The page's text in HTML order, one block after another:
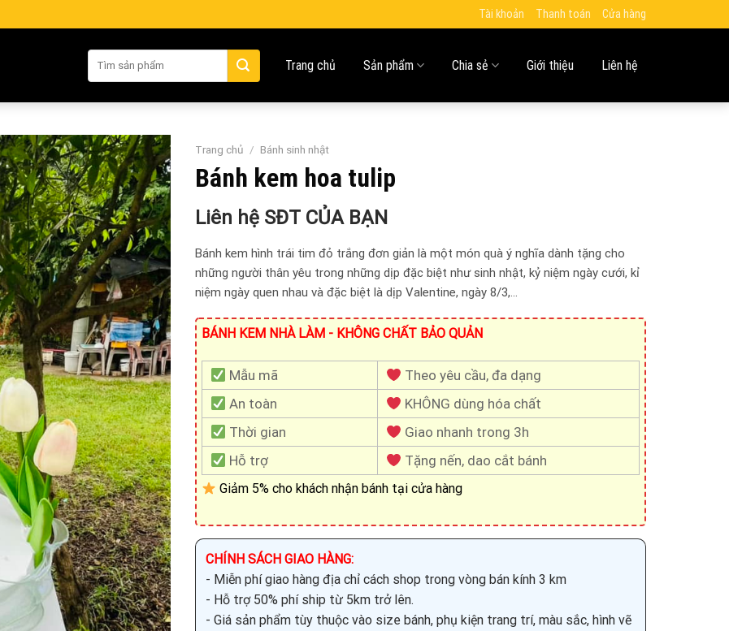
Tài khoản Thanh toán Cửa hàng
Tìm
kiếm:
Trang chủ Sản phẩm Chia sẻ Giới thiệu Liên hệ
Trang chủ / Bánh sinh nhật
Bánh kem hoa tulip
Liên hệ SĐT CỦA BẠN
Bánh kem hình trái tim đỏ trắng đơn giản là một món quà ý nghĩa dành tặng cho
những người thân yêu trong những dịp đặc biệt như sinh nhật, kỷ niệm ngày cưới, kỉ
niệm ngày quen nhau và đặc biệt là dịp Valentine, ngày 8/3,…
BÁNH KEM NHÀ LÀM - KHÔNG CHẤT BẢO QUẢN
Mẫu mã
Theo yêu cầu, đa dạng
An toàn
KHÔNG dùng hóa chất
Thời gian
Giao nhanh trong 3h
Hỗ trợ
Tặng nến, dao cắt bánh
Giảm 5% cho khách nhận bánh tại cửa hàng
CHÍNH SÁCH GIAO HÀNG:
- Miễn phí giao hàng địa chỉ cách shop trong vòng bán kính 3 km
- Hỗ trợ 50% phí ship từ 5km trở lên.
- Giá sản phẩm tùy thuộc vào size bánh, phụ kiện trang trí, màu sắc, hình vẽ